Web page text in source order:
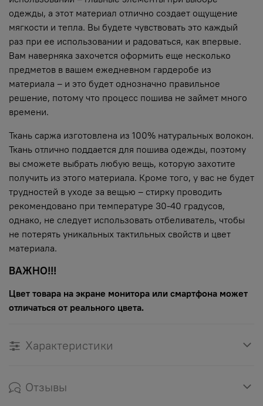
одежды, а этот материал отлично создает ощущение
мягкости и тепла. Вы будете чувствовать это каждый
раз при ее использовании и радоваться, как впервые.
Вам наверняка захочется оформить еще несколько
предметов в вашем ежедневном гардеробе из
материала – и это будет однозначно правильное
решение, потому что процесс пошива не займет много
времени.
Ткань саржа изготовлена из 100% натуральных волокон.
Ткань отлично поддается для пошива одежды, поэтому
вы сможете выбрать любую вещь, которую захотите
получить из этого материала. Кроме того, у вас не будет
трудностей в уходе за вещью – стирку проводить
рекомендовано при температуре 30-40 градусов,
однако, не следует использовать отбеливатель, чтобы
не потерять уникальных тактильных свойств и цвет
материала.
ВАЖНО!!!
Цвет товара на экране монитора или смартфона может
отличаться от реального цвета.
Характеристики
Отзывы